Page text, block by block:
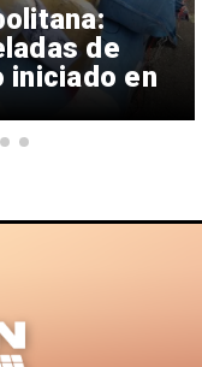
de
iniciado en